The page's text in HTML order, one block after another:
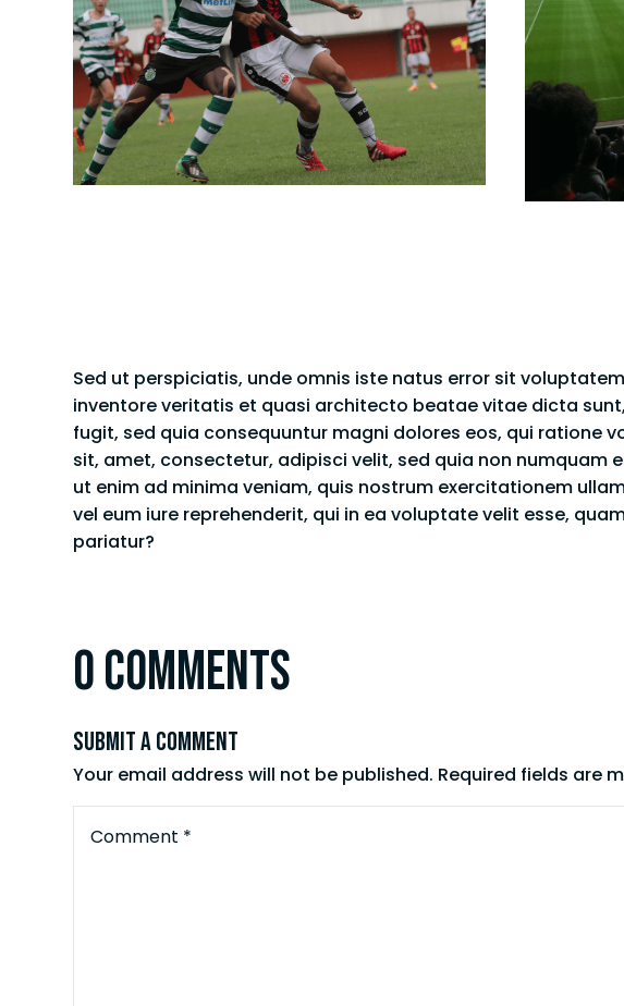
Sed ut perspiciatis, unde omnis iste natus error sit
inventore veritatis et quasi architecto beatae vitae dicta
fugit, sed quia consequuntur magni dolores eos, qui ratione
sit, amet, consectetur, adipisci velit, sed quia non
ut enim ad minima veniam, quis nostrum exercitationem
vel eum iure reprehenderit, qui in ea voluptate velit esse,
pariatur?
0 Comments
Submit a Comment
Your email address will not be published. Required fields are